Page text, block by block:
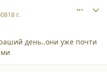
18 г.
день..они уже почти